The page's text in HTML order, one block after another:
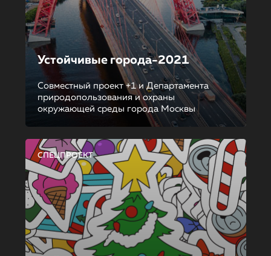
Устойчивые города-2021
Совместный проект +1 и Департамента
природопользования и охраны
окружающей среды города Москвы
СПЕЦПРОЕКТ